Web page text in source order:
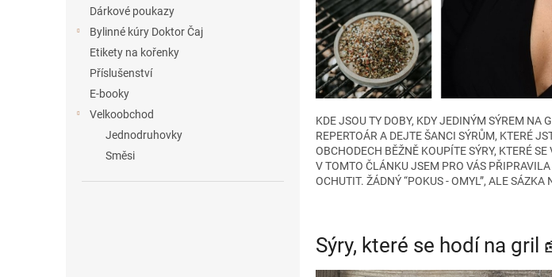
Dárkové poukazy
Bylinné kúry Doktor Čaj
Etikety na kořenky
Příslušenství
E-booky
Velkoobchod
Jednodruhovky
Směsi
KDE JSOU TY DOBY, KDY JEDINÝM SÝREM NA
REPERTOÁR A DEJTE ŠANCI SÝRŮM, KTERÉ
OBCHODECH BĚŽNĚ KOUPÍTE SÝRY, KTERÉ
V TOMTO ČLÁNKU JSEM PRO VÁS
OCHUTIT. ŽÁDNÝ “POKUS - OMYL”, ALE SÁZKA
Sýry, které se hodí na gril